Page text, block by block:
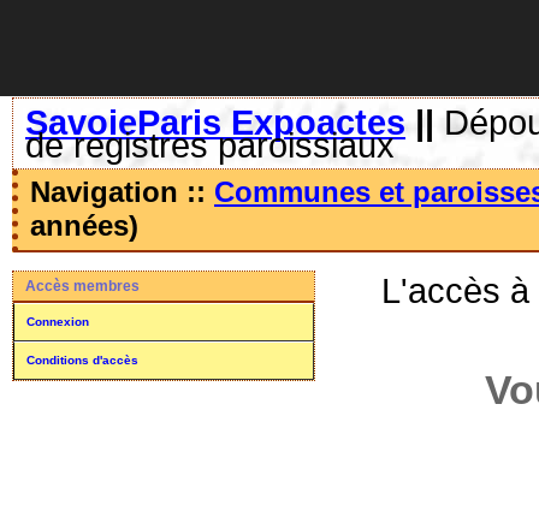
SavoieParis Expoactes ||
de registres paroissiaux
Navigation :: Communes et
années)
Accès membres
Connexion
Conditions d'accès
L'accès